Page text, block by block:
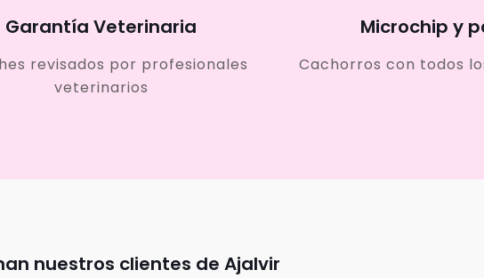
Garantía Veterinaria
revisados por profesionales
veterinarios
Microchip y
Cachorros con todos
nuestros clientes de Ajalvir